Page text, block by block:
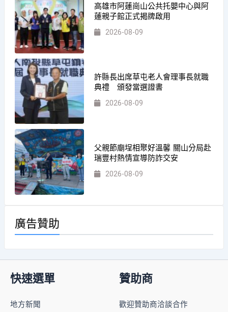
高雄市阿蓮崗山公共托嬰中心與阿
蓮親子館正式揭牌啟用
2026-08-09
許縣長出席草屯老人會理事長就職
典禮 頒發當選證書
2026-08-09
父親節廟埕相聚好溫馨 關山分局赴
瑞豐村熱情宣導防詐交安
2026-08-09
廣告贊助
快速選單
地方新聞
贊助商
歡迎贊助商洽談合作